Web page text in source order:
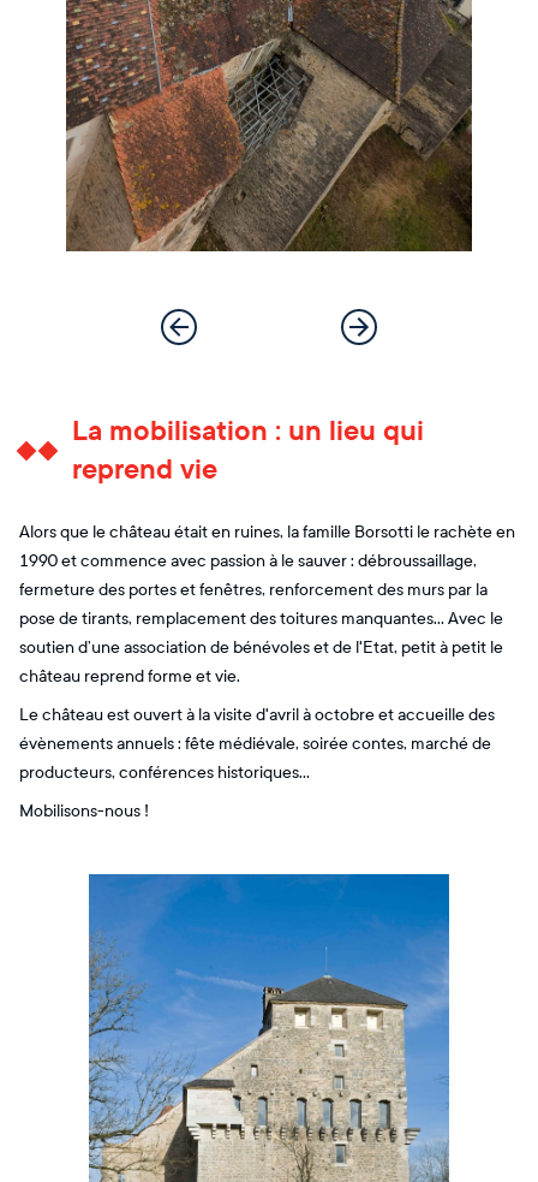
La mobilisation : un lieu qui
reprend vie
Alors que le château était en ruines, la famille Borsotti le rachète en
1990 et commence avec passion à le sauver : débroussaillage,
fermeture des portes et fenêtres, renforcement des murs par la
pose de tirants, remplacement des toitures manquantes… Avec le
soutien d’une association de bénévoles et de l'Etat, petit à petit le
château reprend forme et vie.
Le château est ouvert à la visite d'avril à octobre et accueille des
évènements annuels : fête médiévale, soirée contes, marché de
producteurs, conférences historiques…
Mobilisons-nous !